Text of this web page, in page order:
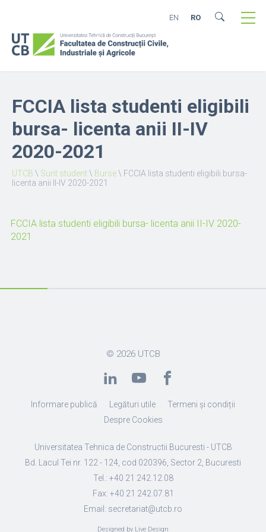
EN RO
FCCIA lista studenti eligibili
bursa- licenta anii II-IV
2020-2021
UTCB \ Sunt student\ Burse\ FCCIA lista studenti eligibili bursa-
licenta anii II-IV 2020-2021
FCCIA lista studenti eligibili bursa- licenta anii II-IV 2020-
2021
© 2026 UTCB
Informare publică Legături utile
Termeni și condiții
Despre Cookies
Universitatea Tehnica de Constructii Bucuresti - UTCB
Bd. Lacul Tei nr. 122 - 124, cod 020396, Sector 2, Bucuresti
Tel.: +40 21 242.12.08
Fax: +40 21 242.07.81
Email: secretariat@utcb.ro
Designed by Live Design